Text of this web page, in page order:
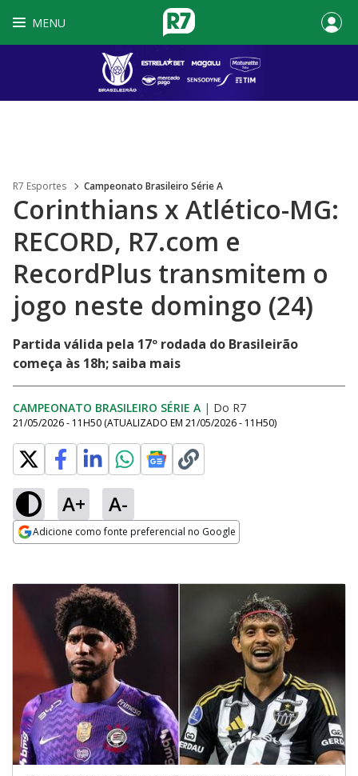
MENU
R7 Esportes Campeonato Brasileiro Série A
Corinthians x Atlético-MG:
RECORD, R7.com e
RecordPlus transmitem o
jogo neste domingo (24)
Partida válida pela 17º rodada do Brasileirão
começa às 18h; saiba mais
CAMPEONATO BRASILEIRO SÉRIE A | Do R7
21/05/2026 - 11H50 (ATUALIZADO EM 21/05/2026 - 11H50)
A+ A-
Adicione como fonte preferencial no Google